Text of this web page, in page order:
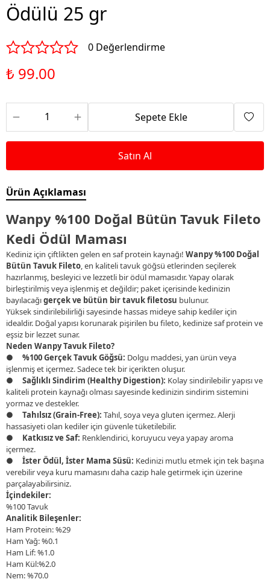
Ödülü 25 gr
0 Değerlendirme
₺ 99.00
Sepete Ekle
Satın Al
Ürün Açıklaması
Wanpy %100 Doğal Bütün Tavuk Fileto
Kedi Ödül Maması
Kediniz için çiftlikten gelen en saf protein kaynağı! Wanpy %100 Doğal
Bütün Tavuk Fileto, en kaliteli tavuk göğsü etlerinden seçilerek
hazırlanmış, besleyici ve lezzetli bir ödül mamasıdır. Yapay olarak
birleştirilmiş veya işlenmiş et değildir; paket içerisinde kedinizin
bayılacağıgerçek ve bütün bir tavuk filetosu bulunur.
Yüksek sindirilebilirliği sayesinde hassas mideye sahip kediler için
idealdir. Doğal yapısı korunarak pişirilen bu fileto, kedinize saf protein ve
eşsiz bir lezzet sunar.
Neden Wanpy Tavuk Fileto?
●
%100 Gerçek Tavuk Göğsü: Dolgu maddesi, yan ürün veya
işlenmiş et içermez. Sadece tek bir içerikten oluşur.
●
Sağlıklı Sindirim (Healthy Digestion): Kolay sindirilebilir yapısı ve
kaliteli protein kaynağı olması sayesinde kedinizin sindirim sistemini
yormaz ve destekler.
●
Tahılsız (Grain-Free): Tahıl, soya veya gluten içermez. Alerji
hassasiyeti olan kediler için güvenle tüketilebilir.
●
Katkısız ve Saf: Renklendirici, koruyucu veya yapay aroma
içermez.
●
İster Ödül, İster Mama Süsü: Kedinizi mutlu etmek için tek başına
verebilir veya kuru mamasını daha cazip hale getirmek için üzerine
parçalayabilirsiniz.
İçindekiler:
%100 Tavuk
Analitik Bileşenler:
Ham Protein: %29
Ham Yağ: %0.1
Ham Lif: %1.0
Ham Kül:%2.0
Nem: %70.0